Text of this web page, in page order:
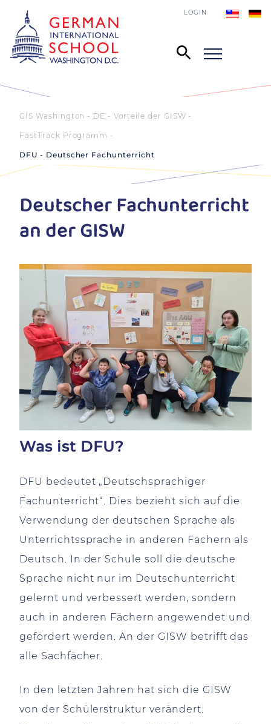
LOGIN
GIS Washington - DE Vorteile der GISW
FastTrack Programm
DFU - Deutscher Fachunterricht
Deutscher Fachunterricht
an der GISW
Was ist DFU?
DFU bedeutet „Deutschsprachiger
Fachunterricht“. Dies bezieht sich auf die
Verwendung der deutschen Sprache als
Unterrichtssprache in anderen Fächern als
Deutsch. In der Schule soll die deutsche
Sprache nicht nur im Deutschunterricht
gelernt und verbessert werden, sondern
auch in anderen Fächern angewendet und
gefördert werden. An der GISW betrifft das
alle Sachfächer.
In den letzten Jahren hat sich die GISW
von der Schülerstruktur verändert.